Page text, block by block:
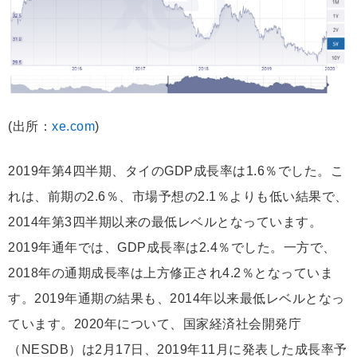
(出所： xe.com)
2019年第4四半期、タイのGDP成長率は1.6％でした。こ
れは、前期の2.6％、市場予想の2.1％よりも低い結果で、
2014年第3四半期以来の最低レベルとなっています。
2019年通年では、GDP成長率は2.4％でした。一方で、
2018年の通期成長率は上方修正され4.2％となっていま
す。2019年通期の結果も、2014年以来最低レベルとなっ
ています。2020年について、国家経済社会開発庁
（NESDB）は2月17日、2019年11月に発表した成長率予